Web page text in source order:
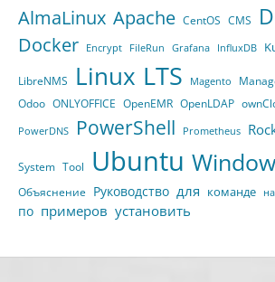
AlmaLinux Apache CentOS CMS
Docker Encrypt FileRun Grafana InfluxDB
LibreNMS Linux LTS Magento
Odoo ONLYOFFICE OpenEMR OpenLDAP
PowerDNS PowerShell Prometheus
System Tool Ubuntu
Объяснение Руководство для команде на
по примеров установить